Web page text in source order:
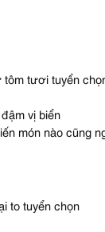
tươi tuyển
vị biển
món nào cũng
to tuyển chọn